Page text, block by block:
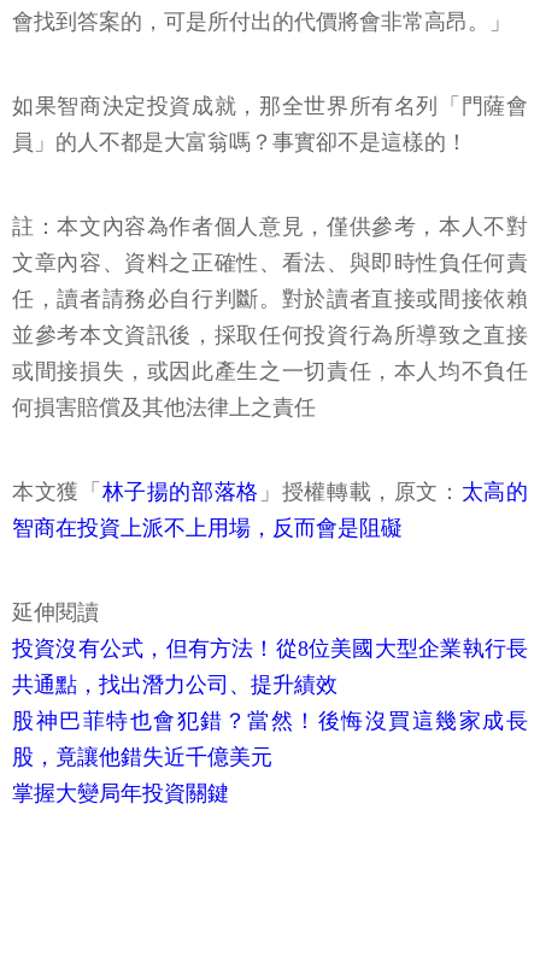
會找到答案的，可是所付出的代價將會非常高昂。」
如果智商決定投資成就，那全世界所有名列「門薩會
員」的人不都是大富翁嗎？事實卻不是這樣的！
註：本文內容為作者個人意見，僅供參考，本人不對
文章內容、資料之正確性、看法、與即時性負任何責
任，讀者請務必自行判斷。對於讀者直接或間接依賴
並參考本文資訊後，採取任何投資行為所導致之直接
或間接損失，或因此產生之一切責任，本人均不負任
何損害賠償及其他法律上之責任
本文獲「 林子揚的部落格 」授權轉載，原文： 太高的
智商在投資上派不上用場，反而會是阻礙
延伸閱讀
投資沒有公式，但有方法！從8位美國大型企業執行長
共通點，找出潛力公司、提升績效
股神巴菲特也會犯錯？當然！後悔沒買這幾家成長
股，竟讓他錯失近千億美元
掌握大變局年投資關鍵